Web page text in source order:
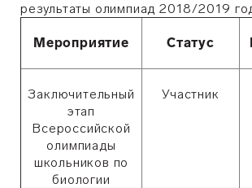
результаты олимпиад 2018/2019
Мероприятие Статус
Заключительный
этап
Всероссийской
олимпиады
школьников по
биологии
Участник